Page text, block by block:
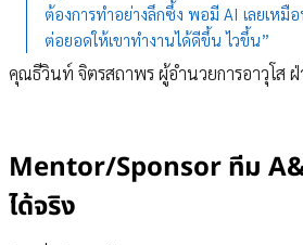
ต้องการทำอย่างลึกซึ้ง พอมี AI เลยเหมื
ต่อยอดให้เขาทำงานได้ดีขึ้น ไวขึ้น”
คุณธีวินท์ จิตรสถาพร ผู้อำนวยการอาวุโส
Mentor/Sponsor ทีม
ได้จริง